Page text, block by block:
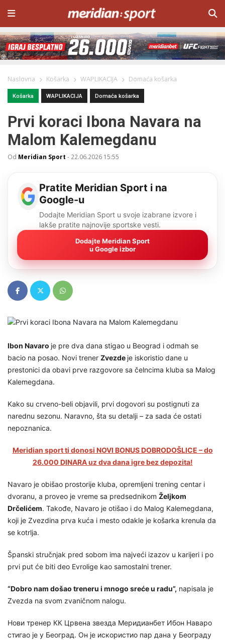
Naslovna Košarka WAPLIKACIJA Domaća košarka
Košarka WAPLIKACIJA Domaća košarka
Prvi koraci Ibona Navara na
Malom Kalemegdanu
Od Meridian Sport - 22.06.2026 15:55
Pratite Meridian Sport i na
Google-u
Dodajte Meridian Sport u svoje izabrane izvore i
lakše pratite najnovije sportske vesti.
Dodajte Meridian Sport
u Google izbor
Ibon Navaro je pre dva dana stigao u Beograd i odmah se
bacio na posao. Novi trener Zvezde je iskoristio dane u
prestonici da obavi prve razgovore sa čelncima kluba sa Malog
Kalemegdana.
Kako su crveno-beli objavili, prvi dogovori su postignuti za
narednu sezonu. Naravno, šta su detalji – za sada će ostati
nepoznanica.
Meridian sport ti donosi NOVI BONUS DOBRODOŠLICE – do
26.000 DINARA uz dva dana igre bez depozita!
Navaro je obišao prostorije kluba, opremljeni trening centar i
dvoranu, a proveo je vreme sa predsednikom Željkom
Drčelićem. Takođe, Navaro je otišao i do Malog Kalemegdana,
koji je Zvezdina prva kuća i mesto odakle je košarka krenula da
se kotrlja.
Španski stručnjak pred sobom ima najveći izazov u karijeri i po
prvi put će biti deo Evrolige kao samostalni trener.
“Dobro nam došao treneru i mnogo sreće u radu”, napisala je
Zvezda na svom zvaničnom nalogu.
Нови тренер КК Црвена звезда Меридианбет Ибон Наваро
стигао је у Београд. Он је искористио пар дана у Београду